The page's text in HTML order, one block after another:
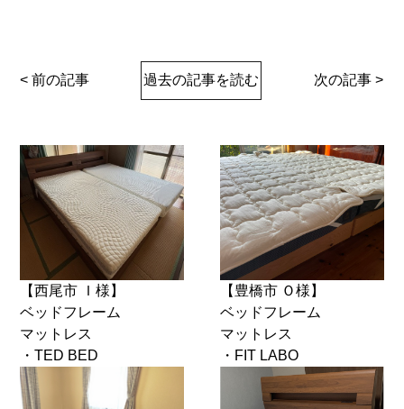
< 前の記事 過去の記事を読む 次の記事 >
【西尾市 Ｉ様】
ベッドフレーム
マットレス
・TED BED
【豊橋市 Ｏ様】
ベッドフレーム
マットレス
・FIT LABO